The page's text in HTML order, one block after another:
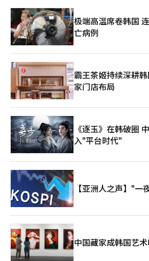
个‘如何持续增长’比‘如何增长’更重要的
副总理：现副总理是韩国著名的宏观经济专
庆熙高中和首尔大学毕业后，在经济计划院
界银行、韩国开发研究院（KDI）院长等职
为副总理兼企划财政部长，全面负责韩国经
几位从开发经济时期到发达经济阶段亲身
之一。拥有国际组织经验和政策实务的他，
改革和中长期战略设计产生影响。※ 本报
翻译与编辑。
酷的市场数字在等待着他们。现代汽车在乔
后，其“实际生产率”和劳动灵活性将成为
在未来1到2年内实现“盈亏平衡点（BEP）
炸性增长为实际收益。 业内人士表示：“30年前，汽车和重工业
出，“现代汽车的阿特拉斯展现出压倒性的
作机器人展现出灵活的现场应对能力，谁
态’值得关注。”※ 本报道经人工智能（AI
赖仍然困难。 第四是台湾问题。此次会谈中，台湾问题是最敏感
但处理得最谨慎的议题。习近平主席警告称
大两国冲突的风险。美国虽然无法轻易放弃
冲突也难以承受。最终，台湾海峡可能成为
缘政治风险区之一。 第五是中东问题。随着伊朗与以色列的冲突
升级，美国需要中国的角色。中国与伊朗保
调解过沙特阿拉伯与伊朗的和解，此次也希
第六是美元与人民币的问题。此次会谈的
融秩序的无形竞争。美国希望维持美元的霸
人民币的国际化。如果人民币在能源和贸易
球金融秩序可能会受到冲击。 然而，此次会谈最重要的意义在
于“即使在冲突中，交流仍在继续”。美国
时又难以在没有对方的情况下生存。没有美
没有中国的美国同样艰难。全球经济也难以
尤其是东北亚局势在此次会谈后可能进入新
小化美国在台湾问题上的干预，而美国则
全合作。日本可能加快军力增强的步伐，朝
系的变化。 最终，东北亚很可能成为美中竞争的最前线。过去冷
战时期的美苏军事对抗，未来的新冷战则可
体、能源、海洋和供应链结合的复合霸权竞争。 那么，韩国
注什么呢？韩国应关注结构而非情感。美国
友，而中国是我们最大的贸易伙伴之一。
方。因此，韩国应在美中之间，不仅仅是站
业和外交能力，构建战略平衡。 特别是在半导体、人工智能、造
船、核电、 batteries 和军工领域，韩国已
的是，不应将自己视为“中间国家”，而应
极端高温席卷韩国
亡病例
霸王茶姬持续深耕
家门店布局
《逐玉》在韩破圈
入"平台时代"
【亚洲人之声】"一
中国藏家成韩国艺